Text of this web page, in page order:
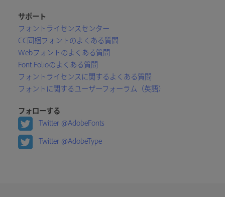
サポート
フォントライセンスセンター
CC同梱フォントのよくある質問
Webフォントのよくある質問
Font Folioのよくある質問
フォントライセンスに関するよくある質問
フォントに関するユーザーフォーラム（英語）
フォローする
Twitter @AdobeFonts
Twitter @AdobeType